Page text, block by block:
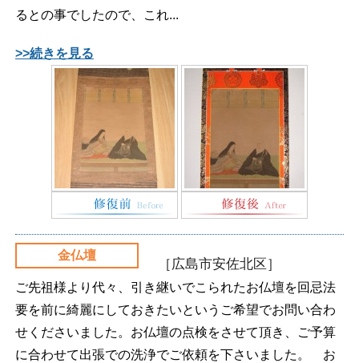
るとの事でしたので、これ...
>>続きを見る
金仏壇
［広島市安佐北区］
ご先祖様より代々、引き継いでこられたお仏壇を回忌法
要を前に綺麗にしておきたいというご希望でお問い合わ
せくださいました。お仏壇の点検をさせて頂き、ご予算
に合わせて出張での洗浄でご依頼を下さいました。 お